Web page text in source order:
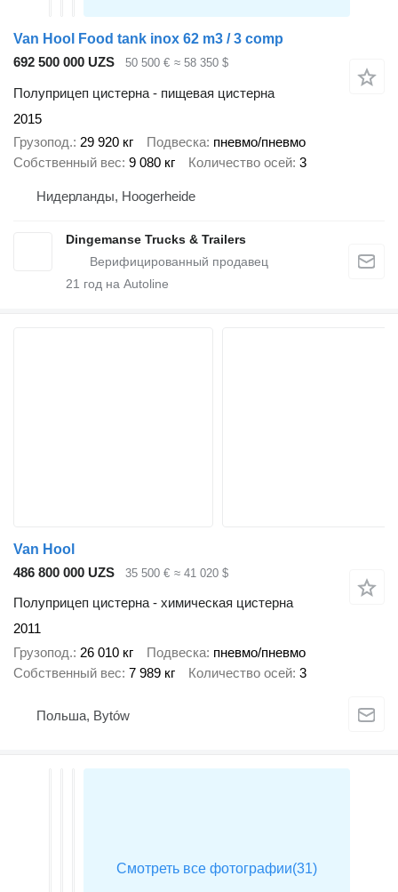
Van Hool Food tank inox 62 m3 / 3 comp
692 500 000 UZS
50 500 € ≈ 58 350 $
Полуприцеп цистерна - пищевая цистерна
2015
Грузопод. 29 920 кг Подвеска пневмо/пневмо
Собственный вес 9 080 кг Количество осей 3
Нидерланды, Hoogerheide
Dingemanse Trucks & Trailers
21 год на Autoline
Van Hool
486 800 000 UZS
35 500 € ≈ 41 020 $
Полуприцеп цистерна - химическая цистерна
2011
Грузопод. 26 010 кг Подвеска пневмо/пневмо
Собственный вес 7 989 кг Количество осей 3
Польша, Bytów